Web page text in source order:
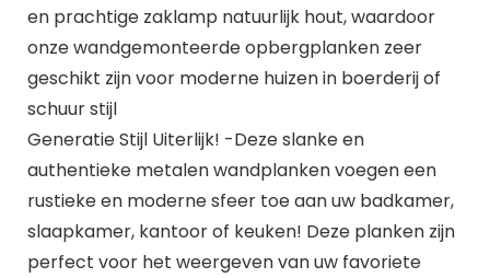
en prachtige zaklamp natuurlijk hout, waardoor
onze wandgemonteerde opbergplanken zeer
geschikt zijn voor moderne huizen in boerderij of
schuur stijl
Generatie Stijl Uiterlijk! -Deze slanke en
authentieke metalen wandplanken voegen een
rustieke en moderne sfeer toe aan uw badkamer,
slaapkamer, kantoor of keuken! Deze planken zijn
perfect voor het weergeven van uw favoriete